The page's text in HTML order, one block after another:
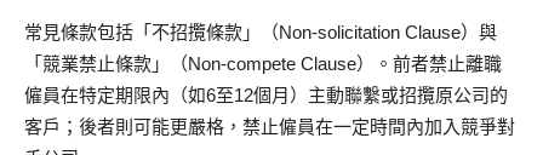
常見條款包括「不招攬條款」（Non-solicitation Clause）與
「競業禁止條款」（Non-compete Clause）。前者禁止離職
僱員在特定期限內（如6至12個月）主動聯繫或招攬原公司的
客戶；後者則可能更嚴格，禁止僱員在一定時間內加入競爭對